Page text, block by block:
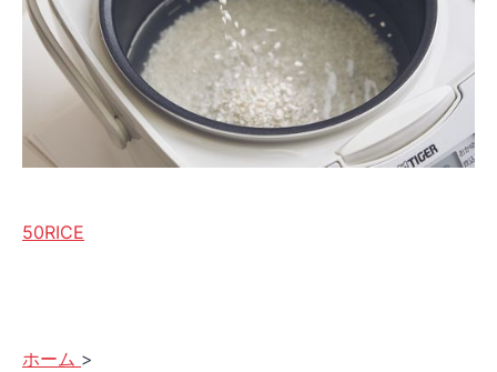
50RICE
ホーム >